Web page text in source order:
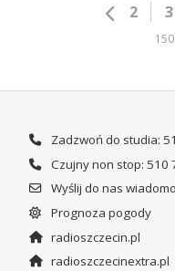
2 3
Zadzwoń do studia:
Czujny non stop: 510
Wyślij do nas
Prognoza pogody
radioszczecin.pl
radioszczecinextra.pl